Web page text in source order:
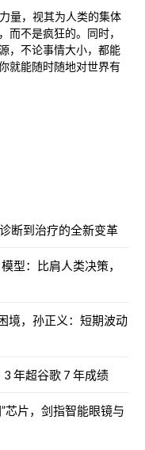
量，视其为人类的集体
而不是疯狂的。同时，
，不论事情大小，都能
就能随时随地对世界有
断到治疗的全新变革
型：比肩人类决策，
境，孙正义：短期波动
年超谷歌 7 年成绩
芯片，剑指智能眼镜与